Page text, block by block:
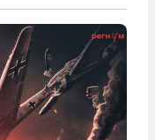
рассказов,
косвенно (в